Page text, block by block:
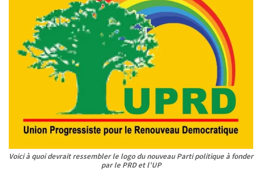
Voici à quoi devrait ressembler le logo du nouveau Parti politique à fonder
par le PRD et l’UP